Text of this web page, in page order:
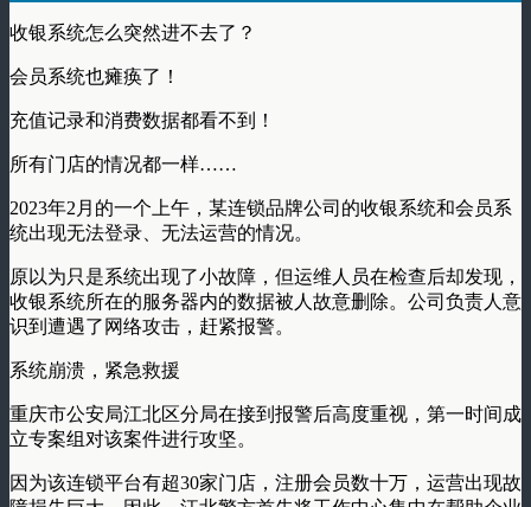
收银系统怎么突然进不去了？
会员系统也瘫痪了！
充值记录和消费数据都看不到！
所有门店的情况都一样……
2023年2月的一个上午，某连锁品牌公司的收银系统和会员系
统出现无法登录、无法运营的情况。
原以为只是系统出现了小故障，但运维人员在检查后却发现，
收银系统所在的服务器内的数据被人故意删除。公司负责人意
识到遭遇了网络攻击，赶紧报警。
系统崩溃，紧急救援
重庆市公安局江北区分局在接到报警后高度重视，第一时间成
立专案组对该案件进行攻坚。
因为该连锁平台有超30家门店，注册会员数十万，运营出现故